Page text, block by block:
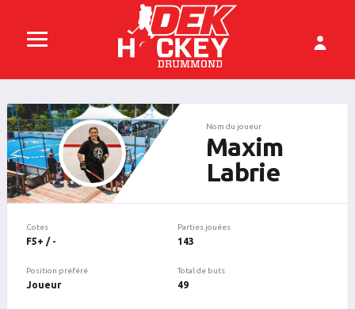
Nom du joueur
Maxim
Labrie
Cotes
F5+ / -
Position préféré
Joueur
Parties jouées
143
Total de buts
49